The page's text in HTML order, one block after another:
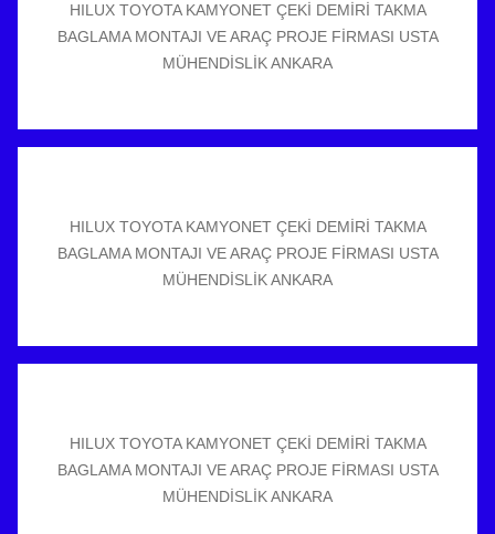
HILUX TOYOTA KAMYONET ÇEKİ DEMİRİ TAKMA
BAGLAMA MONTAJI VE ARAÇ PROJE FİRMASI USTA
MÜHENDİSLİK ANKARA
HILUX TOYOTA KAMYONET ÇEKİ DEMİRİ TAKMA
BAGLAMA MONTAJI VE ARAÇ PROJE FİRMASI USTA
MÜHENDİSLİK ANKARA
HILUX TOYOTA KAMYONET ÇEKİ DEMİRİ TAKMA
BAGLAMA MONTAJI VE ARAÇ PROJE FİRMASI USTA
MÜHENDİSLİK ANKARA